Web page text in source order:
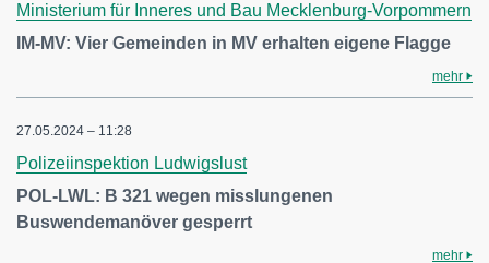
Ministerium für Inneres und Bau Mecklenburg-Vorpommern
IM-MV: Vier Gemeinden in MV erhalten eigene Flagge
mehr
27.05.2024 – 11:28
Polizeiinspektion Ludwigslust
POL-LWL: B 321 wegen misslungenen
Buswendemanöver gesperrt
mehr